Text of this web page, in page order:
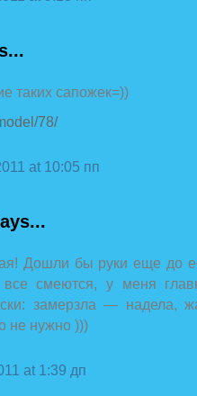
таких сапожек=))
78/
at 10:05 пп
Дошли бы руки еще до
смеются, у меня
замерзла — надела,
не нужно )))
at 1:39 дп